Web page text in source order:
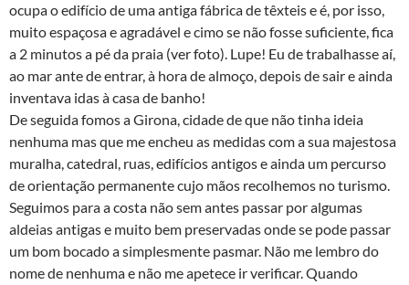
ocupa o edifício de uma antiga fábrica de têxteis e é, por isso,
muito espaçosa e agradável e cimo se não fosse suficiente, fica
a 2 minutos a pé da praia (ver foto). Lupe! Eu de trabalhasse aí,
ao mar ante de entrar, à hora de almoço, depois de sair e ainda
inventava idas à casa de banho!
De seguida fomos a Girona, cidade de que não tinha ideia
nenhuma mas que me encheu as medidas com a sua majestosa
muralha, catedral, ruas, edifícios antigos e ainda um percurso
de orientação permanente cujo mãos recolhemos no turismo.
Seguimos para a costa não sem antes passar por algumas
aldeias antigas e muito bem preservadas onde se pode passar
um bom bocado a simplesmente pasmar. Não me lembro do
nome de nenhuma e não me apetece ir verificar. Quando